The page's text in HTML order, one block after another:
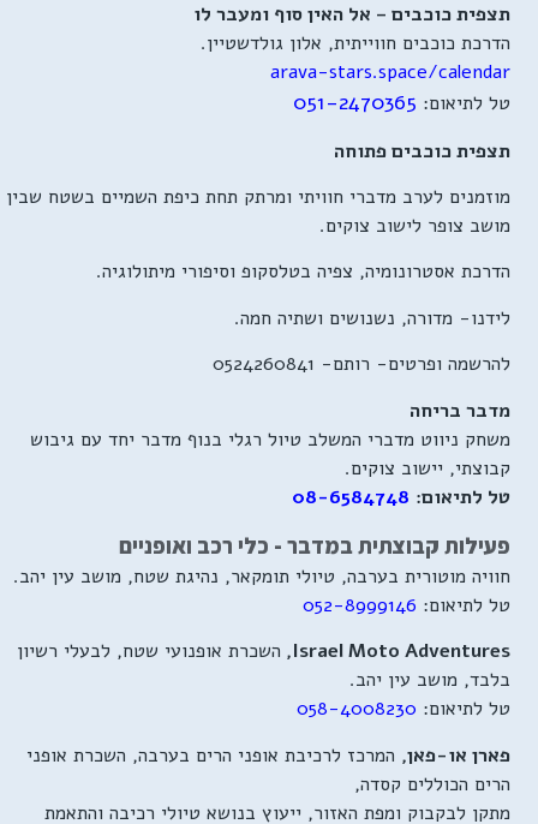
תצפית כוכבים – אל האין סוף ומעבר לו
הדרכת כוכבים חווייתית, אלון גולדשטיין.
arava-stars.space/calendar
טל לתיאום: 051-2470365
תצפית כוכבים פתוחה
מוזמנים לערב מדברי חוויתי ומרתק תחת כיפת השמיים בשטח שבין
מושב צופר לישוב צוקים.
הדרכת אסטרונומיה, צפיה בטלסקופ וסיפורי מיתולוגיה.
לידנו- מדורה, נשנושים ושתיה חמה.
להרשמה ופרטים- רותם- 0524260841
מדבר בריחה
משחק ניווט מדברי המשלב טיול רגלי בנוף מדבר יחד עם גיבוש
קבוצתי, יישוב צוקים.
טל לתיאום: 08-6584748
פעילות קבוצתית במדבר - כלי רכב ואופניים
חוויה מוטורית בערבה, טיולי תומקאר, נהיגת שטח, מושב עין יהב.
טל לתיאום: 052-8999146
Israel Moto Adventures, השכרת אופנועי שטח, לבעלי רשיון
בלבד, מושב עין יהב.
טל לתיאום: 058-4008230
פארן או-פאן, המרכז לרכיבת אופני הרים בערבה, השכרת אופני
הרים הכוללים קסדה,
מתקן לבקבוק ומפת האזור, ייעוץ בנושא טיולי רכיבה והתאמת